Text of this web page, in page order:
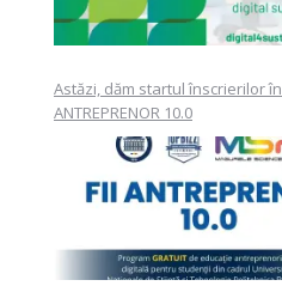
Astăzi, dăm startul înscrierilor
ANTREPRENOR 10.0